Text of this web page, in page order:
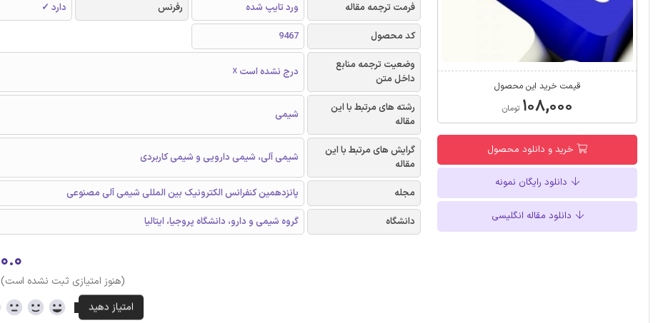
قیمت خرید این محصول
۱۰۸,۰۰۰ تومان
خرید و دانلود محصول
دانلود رایگان نمونه
دانلود مقاله انگلیسی
فرمت ترجمه مقاله
ورد تایپ شده رفرنس
دارد ✓
کد محصول
9467
وضعیت ترجمه منابع
داخل متن
درج نشده است ☓
رشته های مرتبط با این
مقاله
شیمی
گرایش های مرتبط با این
مقاله
شیمی آلی، شیمی دارویی و شیمی کاربردی
مجله
پانزدهمین کنفرانس الکترونیک بین المللی شیمی آلی مصنوعی
دانشگاه
گروه شیمی و دارو، دانشگاه پروجیا، ایتالیا
۰.۰
(هنوز امتیازی ثبت نشده است)